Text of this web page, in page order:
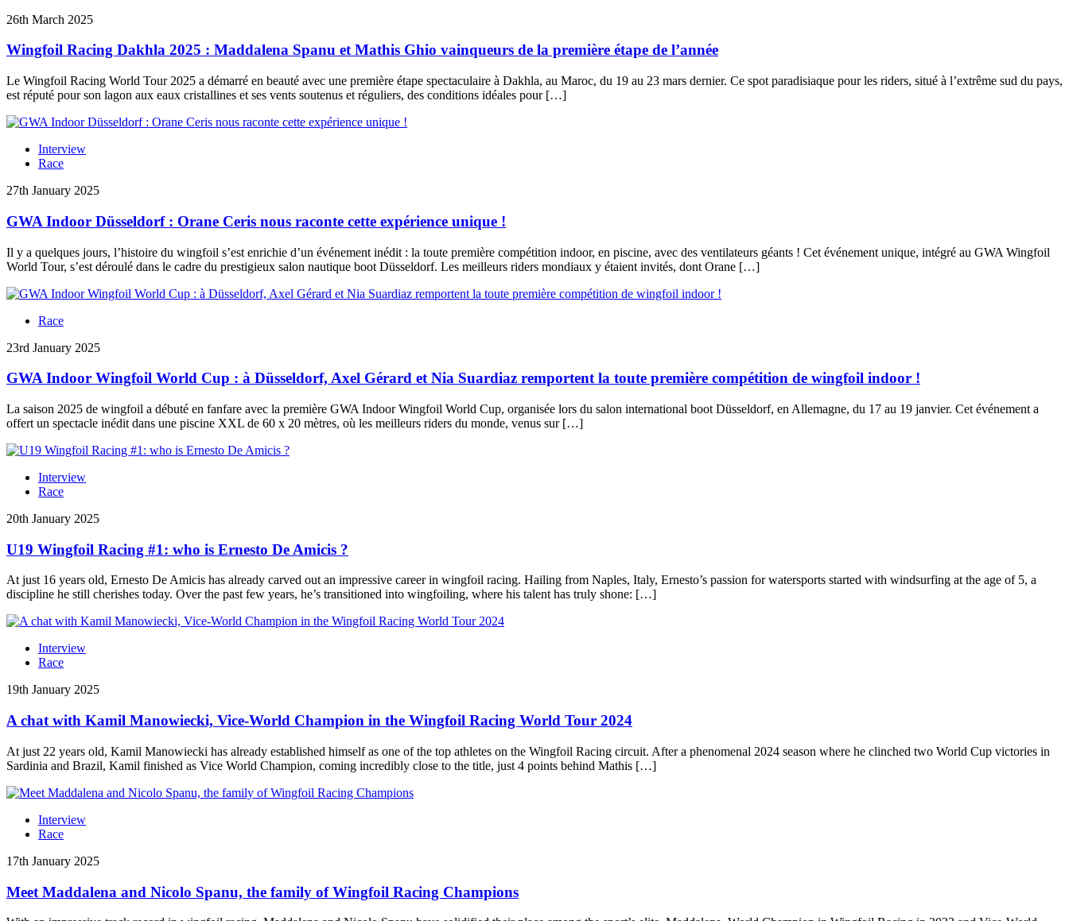
26th March 2025
Wingfoil Racing Dakhla 2025 : Maddalena Spanu et Mathis Ghio vainqueurs de la première étape de l’année
Le Wingfoil Racing World Tour 2025 a démarré en beauté avec une première étape spectaculaire à Dakhla, au Maroc, du 19 au 23 mars dernier. Ce spot paradisiaque pour les riders, situé à l’extrême sud du pays,
est réputé pour son lagon aux eaux cristallines et ses vents soutenus et réguliers, des conditions idéales pour […]
Interview
Race
27th January 2025
GWA Indoor Düsseldorf : Orane Ceris nous raconte cette expérience unique !
Il y a quelques jours, l’histoire du wingfoil s’est enrichie d’un événement inédit : la toute première compétition indoor, en piscine, avec des ventilateurs géants ! Cet événement unique, intégré au GWA Wingfoil
World Tour, s’est déroulé dans le cadre du prestigieux salon nautique boot Düsseldorf. Les meilleurs riders mondiaux y étaient invités, dont Orane […]
Race
23rd January 2025
GWA Indoor Wingfoil World Cup : à Düsseldorf, Axel Gérard et Nia Suardiaz remportent la toute première compétition de wingfoil indoor !
La saison 2025 de wingfoil a débuté en fanfare avec la première GWA Indoor Wingfoil World Cup, organisée lors du salon international boot Düsseldorf, en Allemagne, du 17 au 19 janvier. Cet événement a
offert un spectacle inédit dans une piscine XXL de 60 x 20 mètres, où les meilleurs riders du monde, venus sur […]
Interview
Race
20th January 2025
U19 Wingfoil Racing #1: who is Ernesto De Amicis ?
At just 16 years old, Ernesto De Amicis has already carved out an impressive career in wingfoil racing. Hailing from Naples, Italy, Ernesto’s passion for watersports started with windsurfing at the age of 5, a
discipline he still cherishes today. Over the past few years, he’s transitioned into wingfoiling, where his talent has truly shone: […]
Interview
Race
19th January 2025
A chat with Kamil Manowiecki, Vice-World Champion in the Wingfoil Racing World Tour 2024
At just 22 years old, Kamil Manowiecki has already established himself as one of the top athletes on the Wingfoil Racing circuit. After a phenomenal 2024 season where he clinched two World Cup victories in
Sardinia and Brazil, Kamil finished as Vice World Champion, coming incredibly close to the title, just 4 points behind Mathis […]
Interview
Race
17th January 2025
Meet Maddalena and Nicolo Spanu, the family of Wingfoil Racing Champions